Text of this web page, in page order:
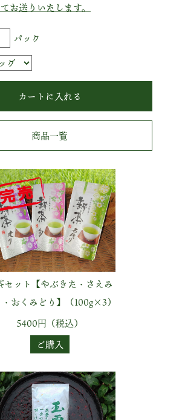
お送りいたします。
パック
商品一覧
セット【やぶきた・さえみ
・おくみどり】（100g×3）
5400円（税込）
ご購入